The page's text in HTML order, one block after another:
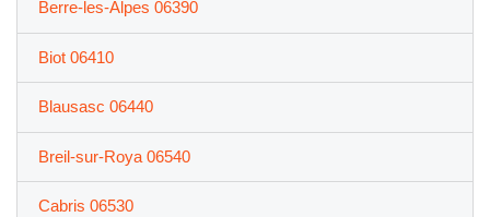
Berre-les-Alpes 06390
Biot 06410
Blausasc 06440
Breil-sur-Roya 06540
Cabris 06530